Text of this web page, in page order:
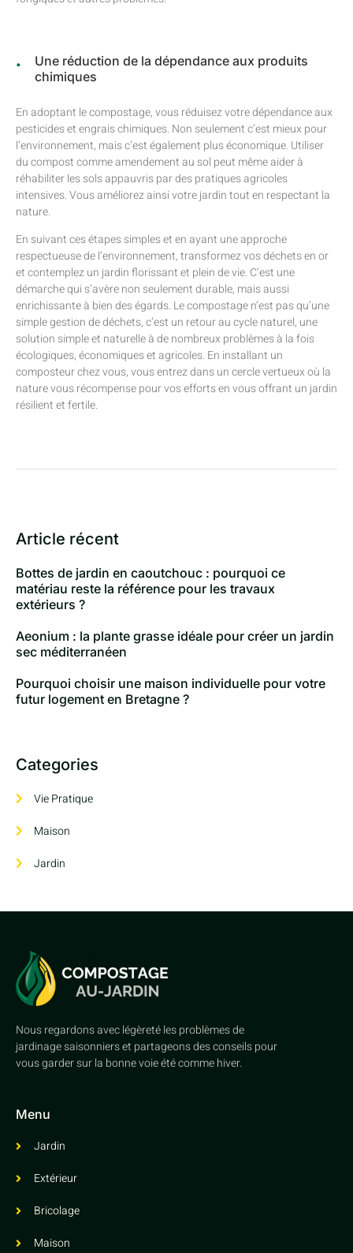
Une réduction de la dépendance aux produits
chimiques
En adoptant le compostage, vous réduisez votre dépendance aux
pesticides et engrais chimiques. Non seulement c’est mieux pour
l’environnement, mais c’est également plus économique. Utiliser
du compost comme amendement au sol peut même aider à
réhabiliter les sols appauvris par des pratiques agricoles
intensives. Vous améliorez ainsi votre jardin tout en respectant la
nature.
En suivant ces étapes simples et en ayant une approche
respectueuse de l’environnement, transformez vos déchets en or
et contemplez un jardin florissant et plein de vie. C’est une
démarche qui s’avère non seulement durable, mais aussi
enrichissante à bien des égards. Le compostage n’est pas qu’une
simple gestion de déchets, c’est un retour au cycle naturel, une
solution simple et naturelle à de nombreux problèmes à la fois
écologiques, économiques et agricoles. En installant un
composteur chez vous, vous entrez dans un cercle vertueux où la
nature vous récompense pour vos efforts en vous offrant un jardin
résilient et fertile.
Article récent
Bottes de jardin en caoutchouc : pourquoi ce
matériau reste la référence pour les travaux
extérieurs ?
Aeonium : la plante grasse idéale pour créer un jardin
sec méditerranéen
Pourquoi choisir une maison individuelle pour votre
futur logement en Bretagne ?
Categories
Vie Pratique
Maison
Jardin
Nous regardons avec légèreté les problèmes de
jardinage saisonniers et partageons des conseils pour
vous garder sur la bonne voie été comme hiver.
Menu
Jardin
Extérieur
Bricolage
Maison